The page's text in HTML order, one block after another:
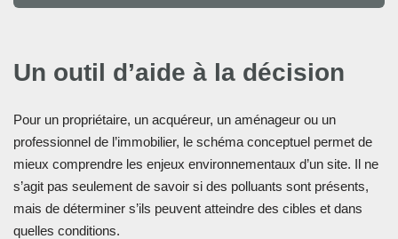
Un outil d’aide à la décision
Pour un propriétaire, un acquéreur, un aménageur ou un
professionnel de l’immobilier, le schéma conceptuel permet de
mieux comprendre les enjeux environnementaux d’un site. Il ne
s’agit pas seulement de savoir si des polluants sont présents,
mais de déterminer s’ils peuvent atteindre des cibles et dans
quelles conditions.